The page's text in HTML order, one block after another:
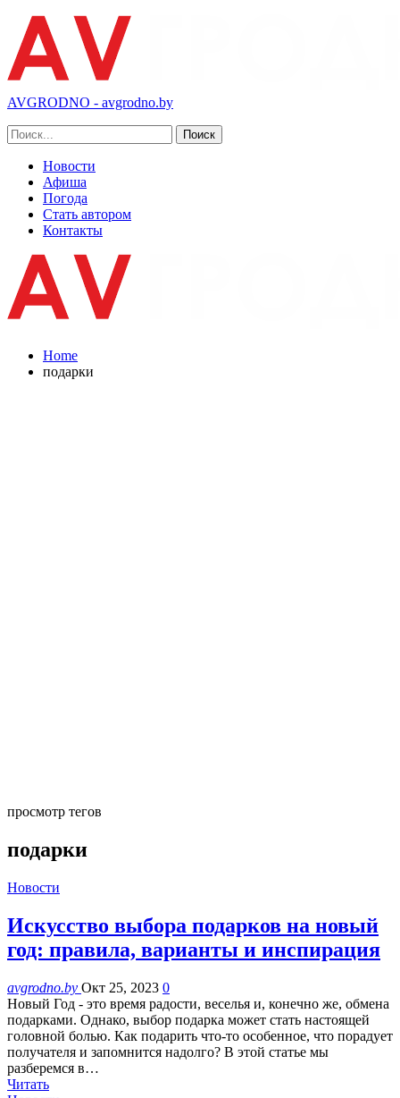
AVGRODNO - avgrodno.by
Новости
Афиша
Погода
Стать автором
Контакты
Home
подарки
просмотр тегов
подарки
Новости
Искусство выбора подарков на новый
год: правила, варианты и инспирация
avgrodno.by Окт 25, 2023 0
Новый Год - это время радости, веселья и, конечно же, обмена
подарками. Однако, выбор подарка может стать настоящей
головной болью. Как подарить что-то особенное, что порадует
получателя и запомнится надолго? В этой статье мы
разберемся в…
Читать